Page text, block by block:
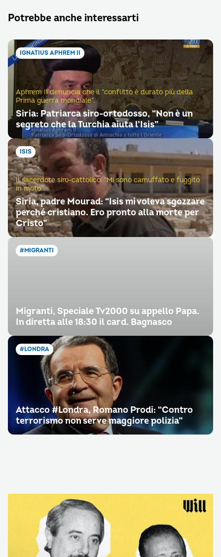
Potrebbe anche interessarti
IGNATIUS APHREM II
Aphrem II denuncia che il “conflitto è durato più della
Prima guerra mondiale”.
Siria: Patriarca siro-ortodosso, “Non è un
segreto che la Turchia aiuta l’Isis”
ISIS
Il sacerdote siro-cattolico: “Mi sono camuffato e fuggito
in moto”
Siria, padre Mourad: “Isis mi voleva sgozzare
perché cristiano. Ero pronto alla morte per
Cristo”
#MIGRANTI
Migranti, Speciale Tv2000 su appello Papa.
In diretta alle 18:30 il card. Bagnasco
#LONDRA
Attacco #Londra, Romano Prodi: “Contro
terrorismo non serve maggiore polizia”